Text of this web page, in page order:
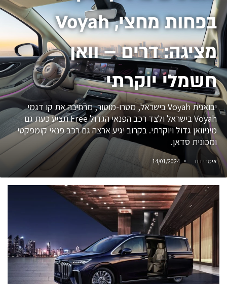
בפחות מחצי, Voyah
מציגה: דרים – וואן
חשמלי יוקרתי
יבואנית Voyah בישראל, מטרו-מוטור, מרחיבה את קו דגמי
Voyah בישראל ולצד רכב הפנאי הגדול Free תציע כעת גם
מיניוואן גדול ויוקרתי. בקרוב יגיע ארצה גם רכב פנאי קומפקטי
ומכונית סדאן.
אימרי דוד 14/01/2024